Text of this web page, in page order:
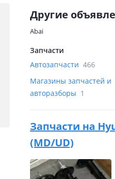
Другие
Abai
Запчасти
Автозапчасти 466
Магазины запчастей и
авторазборы 1
Запчасти на
(MD/UD)